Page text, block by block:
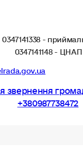
0347141338 -
0347141148 - ЦНАП
звернення
+380987738472